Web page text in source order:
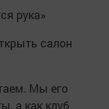
рука»
салон
Мы его
а как клуб